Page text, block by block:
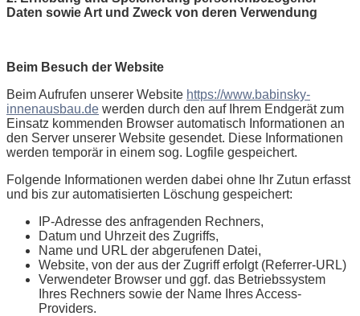
Daten sowie Art und Zweck von deren Verwendung
Beim Besuch der Website
Beim Aufrufen unserer Website https://www.babinsky-
innenausbau.de werden durch den auf Ihrem Endgerät zum
Einsatz kommenden Browser automatisch Informationen an
den Server unserer Website gesendet. Diese Informationen
werden temporär in einem sog. Logfile gespeichert.
Folgende Informationen werden dabei ohne Ihr Zutun erfasst
und bis zur automatisierten Löschung gespeichert:
IP-Adresse des anfragenden Rechners,
Datum und Uhrzeit des Zugriffs,
Name und URL der abgerufenen Datei,
Website, von der aus der Zugriff erfolgt (Referrer-URL)
Verwendeter Browser und ggf. das Betriebssystem
Ihres Rechners sowie der Name Ihres Access-
Providers.